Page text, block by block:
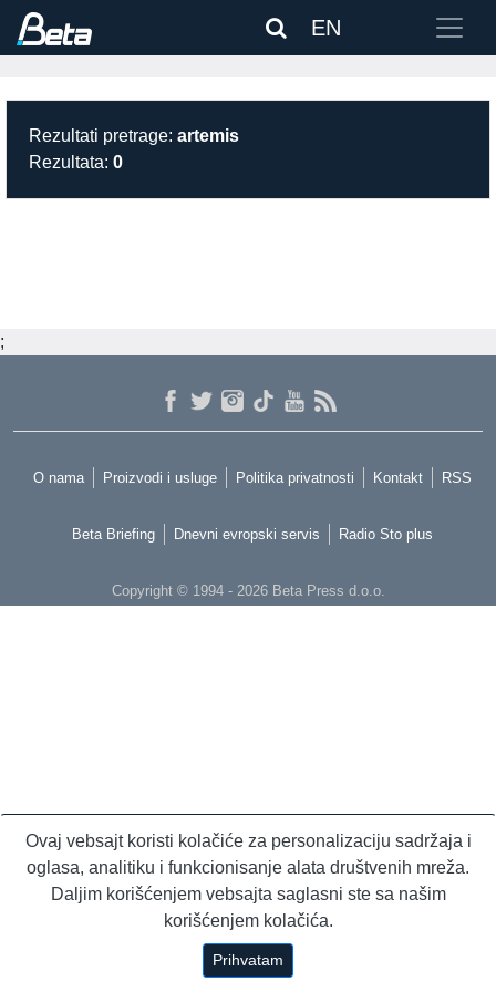
EN
Rezultati pretrage: artemis
Rezultata: 0
;
O nama Proizvodi i usluge Politika privatnosti Kontakt RSS
Beta Briefing Dnevni evropski servis Radio Sto plus
Copyright © 1994 - 2026 Beta Press d.o.o.
Ovaj vebsajt koristi kolačiće za personalizaciju sadržaja i
oglasa, analitiku i funkcionisanje alata društvenih mreža.
Daljim korišćenjem vebsajta saglasni ste sa našim
korišćenjem kolačića.
Prihvatam